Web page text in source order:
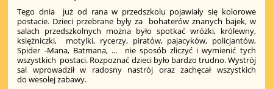
Tego dnia już od rana w przedszkolu pojawiały się kolorowe
postacie. Dzieci przebrane były za bohaterów znanych bajek, w
salach przedszkolnych można było spotkać wróżki, królewny,
księżniczki, motylki, rycerzy, piratów, pajacyków, policjantów,
Spider -Mana, Batmana, ... nie sposób zliczyć i wymienić tych
wszystkich postaci. Rozpoznać dzieci było bardzo trudno. Wystrój
sal wprowadził w radosny nastrój oraz zachęcał wszystkich
do wesołej zabawy.